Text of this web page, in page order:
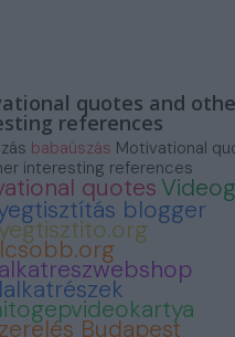
quotes and
references
babaúszás Motivational
interesting references
quotes
blogger
Budapest